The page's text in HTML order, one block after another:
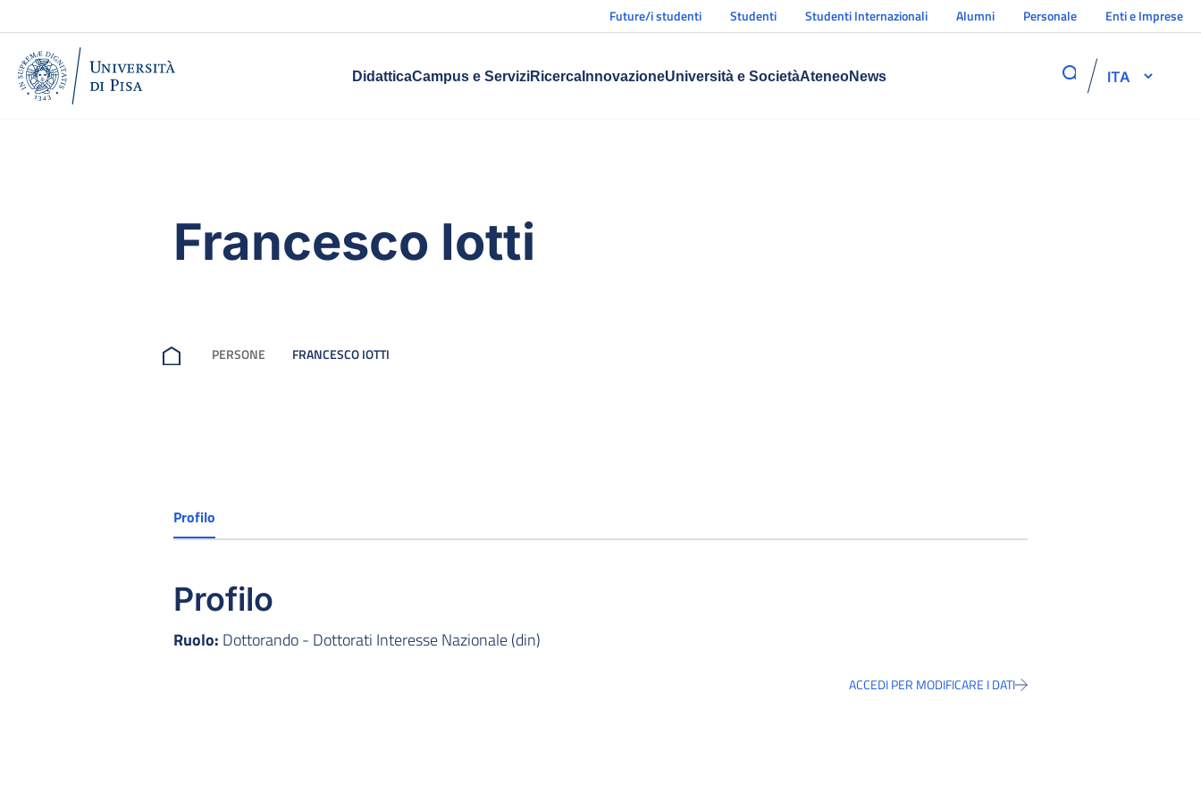
Future/i studenti Studenti Studenti Internazionali Alumni Personale Enti e Imprese
DidatticaCampus e ServiziRicercaInnovazioneUniversità e SocietàAteneoNews ITA
Francesco Iotti
PERSONE FRANCESCO IOTTI
Profilo
Profilo
Ruolo: Dottorando - Dottorati Interesse Nazionale (din)
ACCEDI PER MODIFICARE I DATI